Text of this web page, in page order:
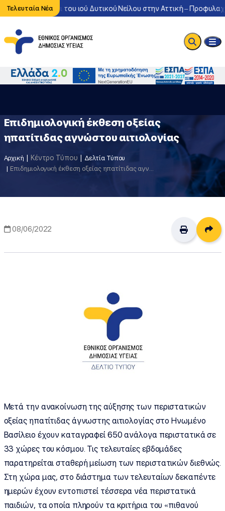
Τελευταία Νέα
κυκλοφορία του ιού Δυτικού Νείλου στην Αττική –
Επιδημιολογική έκθεση οξείας
ηπατίτιδας αγνώστου αιτιολογίας
Αρχική Κέντρο Τύπου
Δελτία Τύπου
08/06/2022
Μετά την ανακοίνωση της αύξησης των περιστατικών
οξείας ηπατίτιδας άγνωστης αιτιολογίας στο Ηνωμένο
Βασίλειο έχουν καταγραφεί 650 ανάλογα περιστατικά σε
33 χώρες του κόσμου. Τις τελευταίες εβδομάδες
παρατηρείται σταθερή μείωση των περιστατικών διεθνώς.
Στη χώρα μας, στο διάστημα των τελευταίων δεκαπέντε
ημερών έχουν εντοπιστεί τέσσερα νέα περιστατικά
παιδιών, τα οποία πληρούν τα κριτήρια του «πιθανού